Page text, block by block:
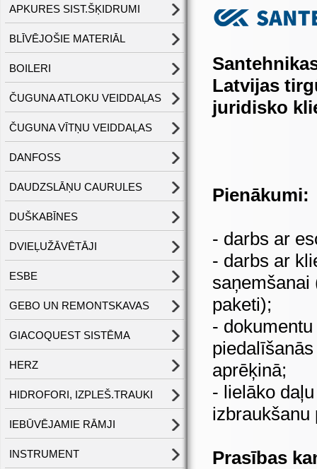
APKURES SIST.ŠĶIDRUMI
BLĪVĒJOŠIE MATERIĀL
BOILERI
ČUGUNA ATLOKU VEIDDAĻAS
ČUGUNA VĪTŅU VEIDDAĻAS
DANFOSS
DAUDZSLĀŅU CAURULES
DUŠKABĪNES
DVIEĻUŽĀVĒTĀJI
ESBE
GEBO UN REMONTSKAVAS
GIACOQUEST SISTĒMA
HERZ
HIDROFORI, IZPLEŠ.TRAUKI
IEBŪVĒJAMIE RĀMJI
INSTRUMENT
Latvijas
juridisko
Pienākumi:
- darbs ar
- darbs ar
saņemšanai
paketi);
-
aprēķinā;
- lielāko
Prasības